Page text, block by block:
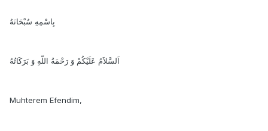
بِاسْمِهِ سُبْحَانَهُ
اَلسَّلاَمُ عَلَيْكُمْ وَ رَحْمَةُ اللّهِ وَ بَرَكَاتُهُ
Muhterem Efendim,